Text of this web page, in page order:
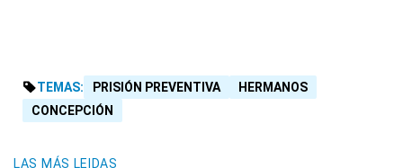
TEMAS: PRISIÓN PREVENTIVA
HERMANOS
CONCEPCIÓN
LAS MÁS LEIDAS